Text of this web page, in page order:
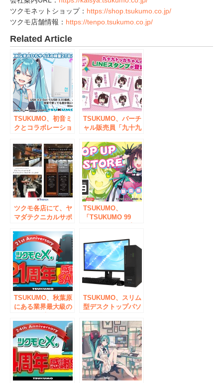
ツクモネットショップ： https://shop.tsukumo.co.jp/
ツクモ店舗情報： https://tenpo.tsukumo.co.jp/
Related Article
TSUKUMO、初音ミ
クとコラボレーショ
データ機器社製ポー
タブルハードディス
クを販売
TSUKUMO、バーチ
ャル販売員「九十九
ーフォロワー数
5,000人突破記念と
してLINEスタンプ
を発売
ツクモ各店にて、ヤ
マダテクニカルサポ
取り扱い、新規会員
の受付を開始いたし
ます。
TSUKUMO、
「TSUKUMO 99
アを秋葉原と大阪に
て期間限定オープン
TSUKUMO、秋葉原
にある業界最大級の
ップ「TSUKUMO
eX.」のオープン21
周年を記念したセー
ルを開催
TSUKUMO、スリム
型デスクトップパソ
PC SLIM』を発売